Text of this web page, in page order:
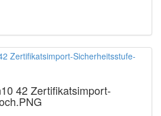
42 Zertifikatsimport-